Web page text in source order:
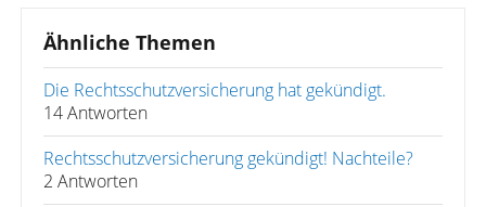
Ähnliche Themen
Die Rechtsschutzversicherung hat gekündigt.
14 Antworten
Rechtsschutzversicherung gekündigt! Nachteile?
2 Antworten